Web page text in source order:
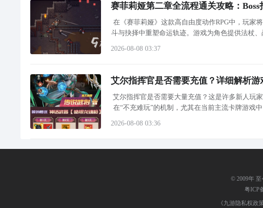
赛菲莉娅第二章全流程通关攻略：
在《赛菲莉娅》这款高自由度动作RPG中，玩家
斗与抉择中重塑命运轨迹。游戏为角色提供法杖
2026-08-08 03:37
艾尔指挥官是否需要充值？详细解析
艾尔指挥官是否需要大量充值？这是许多新人玩
在“不充难玩”的机制，尤其在当前主流卡牌游戏
2026-08-08 03:36
© 2009年 至
粤ICP
《九游隐私权政策